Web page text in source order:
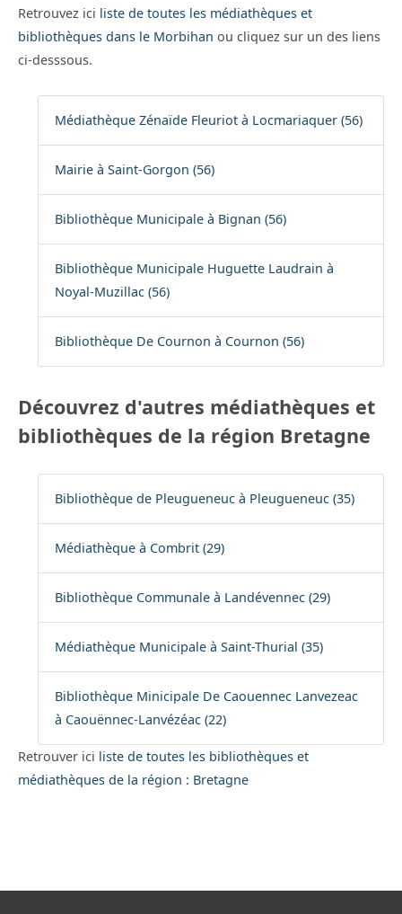
Retrouvez ici liste de toutes les médiathèques et
bibliothèques dans le Morbihan ou cliquez sur un des liens
ci-desssous.
Médiathèque Zénaïde Fleuriot à Locmariaquer (56)
Mairie à Saint-Gorgon (56)
Bibliothèque Municipale à Bignan (56)
Bibliothèque Municipale Huguette Laudrain à
Noyal-Muzillac (56)
Bibliothèque De Cournon à Cournon (56)
Découvrez d'autres médiathèques et
bibliothèques de la région Bretagne
Bibliothèque de Pleugueneuc à Pleugueneuc (35)
Médiathèque à Combrit (29)
Bibliothèque Communale à Landévennec (29)
Médiathèque Municipale à Saint-Thurial (35)
Bibliothèque Minicipale De Caouennec Lanvezeac
à Caouënnec-Lanvézéac (22)
Retrouver ici liste de toutes les bibliothèques et
médiathèques de la région : Bretagne